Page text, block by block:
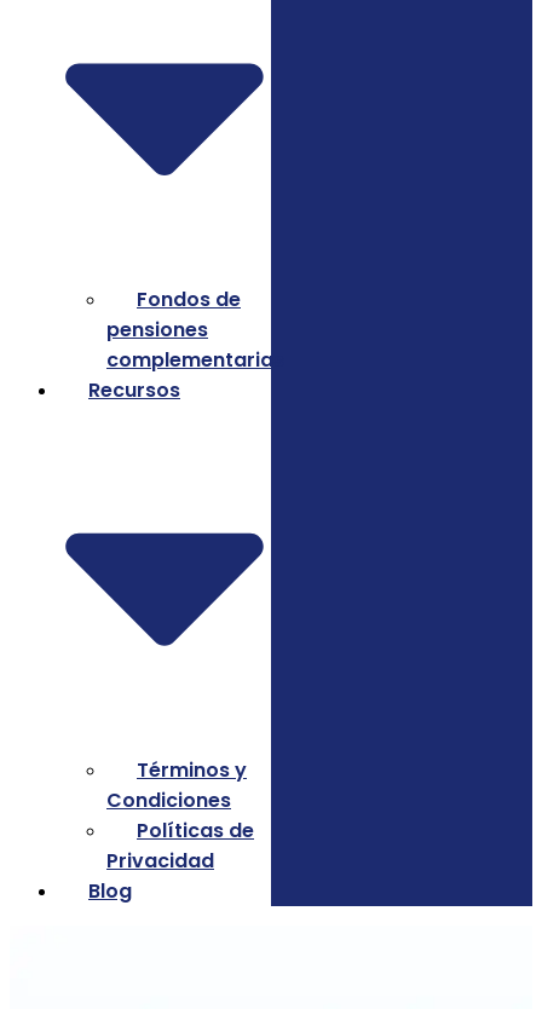
Fondos de
pensiones
complementarias
Recursos
Términos y
Condiciones
Políticas de
Privacidad
Blog